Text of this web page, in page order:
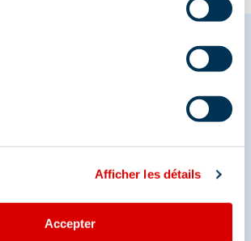
Afficher les détails
Accepter
sur les réseaux sociaux